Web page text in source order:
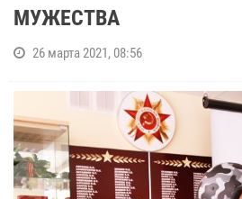
МУЖЕСТВА
26 марта 2021, 08:56